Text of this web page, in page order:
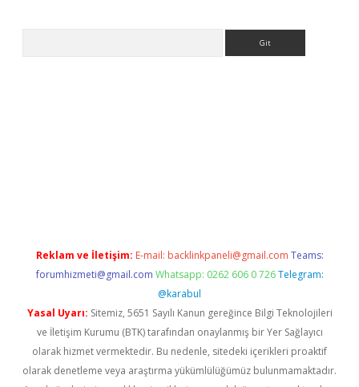
Reklam ve İletişim: E-mail: backlinkpaneli@gmail.com Teams:
forumhizmeti@gmail.com Whatsapp: 0262 606 0 726 Telegram:
@karabul
Yasal Uyarı: Sitemiz, 5651 Sayılı Kanun gereğince Bilgi Teknolojileri
ve İletişim Kurumu (BTK) tarafından onaylanmış bir Yer Sağlayıcı
olarak hizmet vermektedir. Bu nedenle, sitedeki içerikleri proaktif
olarak denetleme veya araştırma yükümlülüğümüz bulunmamaktadır.